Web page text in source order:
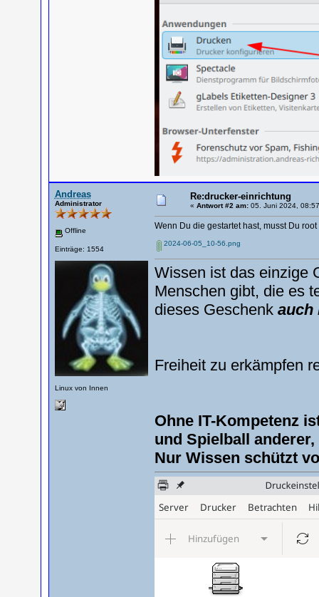
Andreas
Administrator
Offline
Einträge: 1554
Linux von Innen
Re:drucker-einrichtung
« Antwort #2 am:05. Juni 2024,
Wenn Du die gestartet hast, musst Du
2024-06-05_10-56.png
Wissen ist das einzige
Menschen gibt, die es
dieses Geschenk auch
Freiheit zu erkämpfen
Ohne IT-Kompetenz
und Spielball
Nur Wissen schützt